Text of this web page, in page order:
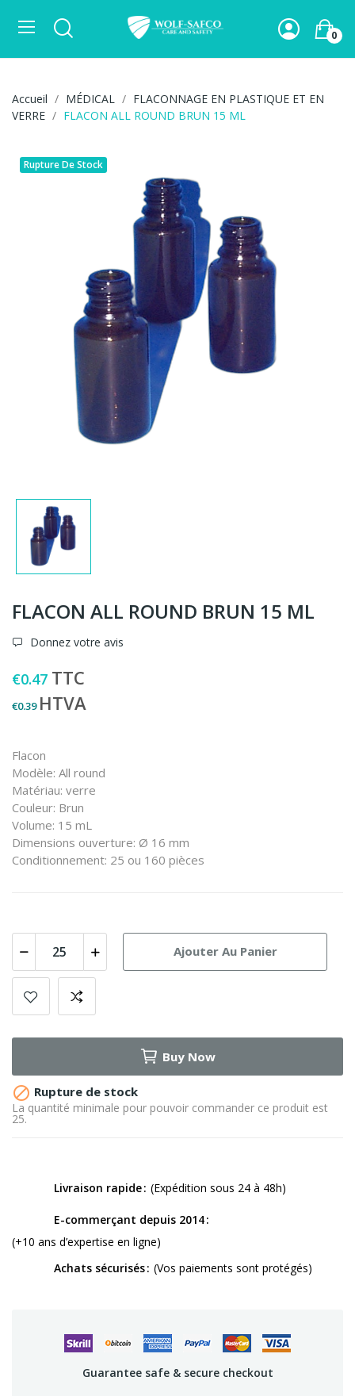
0
Accueil MÉDICAL
FLACONNAGE EN PLASTIQUE ET EN
VERRE
FLACON ALL ROUND BRUN 15 ML
Rupture De Stock
FLACON ALL ROUND BRUN 15 ML
Donnez votre avis
€0.47 TTC
€0.39 HTVA
Flacon
Modèle: All round
Matériau: verre
Couleur: Brun
Volume: 15 mL
Dimensions ouverture: Ø 16 mm
Conditionnement: 25 ou 160 pièces
Ajouter Au Panier
Buy Now
 Rupture de stock
La quantité minimale pour pouvoir commander ce produit est
25.
Livraison rapide (Expédition sous 24 à 48h)
E-commerçant depuis 2014
(+10 ans d’expertise en ligne)
Achats sécurisés (Vos paiements sont protégés)
Guarantee safe & secure checkout